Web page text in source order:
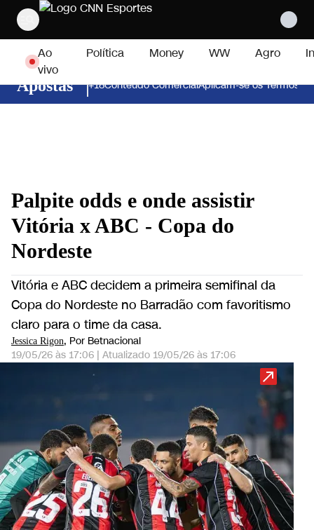
Pular para o conteúdo
Ao
vivo
Política Money WW Agro
Apostas +18Conteúdo ComercialAplicam-se os Termos e
Palpite odds e onde assistir
Vitória x ABC - Copa do
Nordeste
Vitória e ABC decidem a primeira semifinal da
Copa do Nordeste no Barradão com favoritismo
claro para o time da casa.
Jessica Rigon, Por Betnacional
19/05/26 às 17:06 | Atualizado 19/05/26 às 17:06